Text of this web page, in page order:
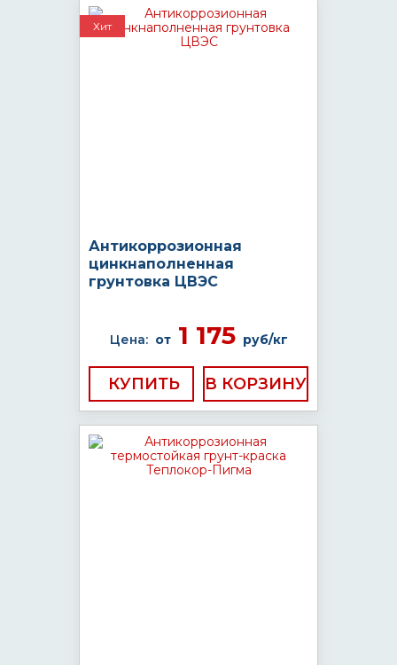
Хит
Антикоррозионная
цинкнаполненная
грунтовка ЦВЭС
Цена: от1 175 руб/кг
КУПИТЬ